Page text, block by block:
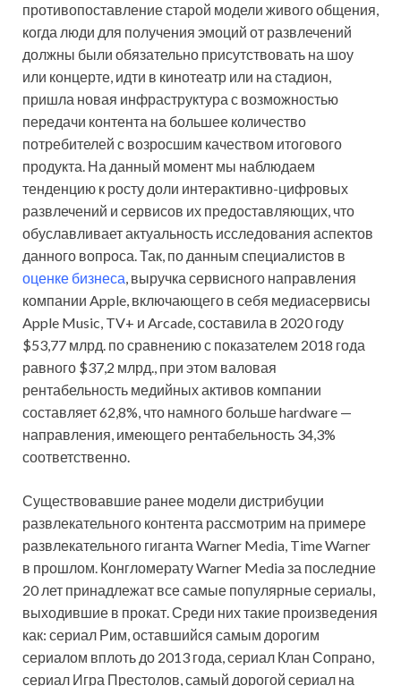
противопоставление старой модели живого общения,
когда люди для получения эмоций от развлечений
должны были обязательно присутствовать на шоу
или концерте, идти в кинотеатр или на стадион,
пришла новая инфраструктура с возможностью
передачи контента на большее количество
потребителей с возросшим качеством итогового
продукта. На данный момент мы наблюдаем
тенденцию к росту доли интерактивно-цифровых
развлечений и сервисов их предоставляющих, что
обуславливает актуальность исследования аспектов
данного вопроса. Так, по данным специалистов в
оценке бизнеса, выручка сервисного направления
компании Apple, включающего в себя медиасервисы
Apple Music, TV+ и Arcade, составила в 2020 году
$53,77 млрд. по сравнению с показателем 2018 года
равного $37,2 млрд., при этом валовая
рентабельность медийных активов компании
составляет 62,8%, что намного больше hardware —
направления, имеющего рентабельность 34,3%
соответственно.
Существовавшие ранее модели дистрибуции
развлекательного контента рассмотрим на примере
развлекательного гиганта Warner Media, Time Warner
в прошлом. Конгломерату Warner Media за последние
20 лет принадлежат все самые популярные сериалы,
выходившие в прокат. Среди них такие произведения
как: сериал Рим, оставшийся самым дорогим
сериалом вплоть до 2013 года, сериал Клан Сопрано,
сериал Игра Престолов, самый дорогой сериал на